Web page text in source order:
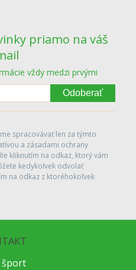
priamo na váš
vždy medzi prvými
Odoberať
spracovávať len za týmto
a zásadami ochrany
kliknutím na odkaz, ktorý vám
kedykoľvek odvolať
na odkaz z ktoréhokoľvek
šport